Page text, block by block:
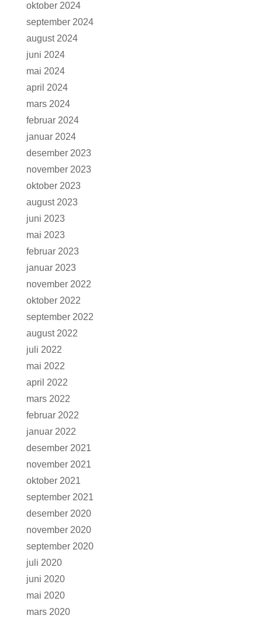
oktober 2024
september 2024
august 2024
juni 2024
mai 2024
april 2024
mars 2024
februar 2024
januar 2024
desember 2023
november 2023
oktober 2023
august 2023
juni 2023
mai 2023
februar 2023
januar 2023
november 2022
oktober 2022
september 2022
august 2022
juli 2022
mai 2022
april 2022
mars 2022
februar 2022
januar 2022
desember 2021
november 2021
oktober 2021
september 2021
desember 2020
november 2020
september 2020
juli 2020
juni 2020
mai 2020
mars 2020